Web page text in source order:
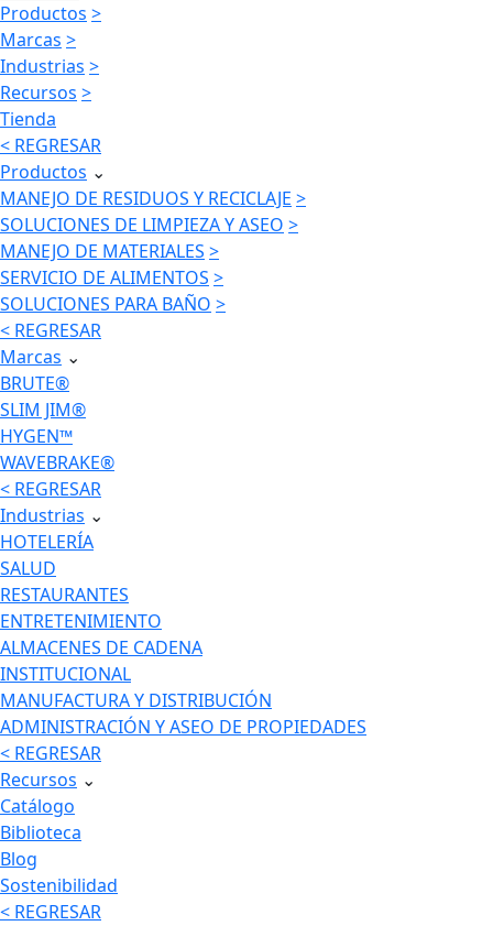
Productos >
Marcas >
Industrias >
Recursos >
Tienda
< REGRESAR
Productos ⌄
MANEJO DE RESIDUOS Y RECICLAJE >
SOLUCIONES DE LIMPIEZA Y ASEO >
MANEJO DE MATERIALES >
SERVICIO DE ALIMENTOS >
SOLUCIONES PARA BAÑO >
< REGRESAR
Marcas ⌄
BRUTE®
SLIM JIM®
HYGEN™
WAVEBRAKE®
< REGRESAR
Industrias ⌄
HOTELERÍA
SALUD
RESTAURANTES
ENTRETENIMIENTO
ALMACENES DE CADENA
INSTITUCIONAL
MANUFACTURA Y DISTRIBUCIÓN
ADMINISTRACIÓN Y ASEO DE PROPIEDADES
< REGRESAR
Recursos ⌄
Catálogo
Biblioteca
Blog
Sostenibilidad
< REGRESAR